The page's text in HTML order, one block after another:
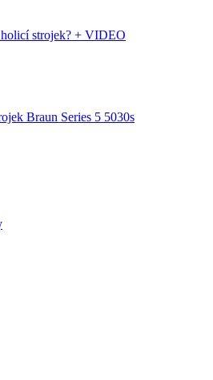
strojek? + VIDEO
Braun Series 5 5030s